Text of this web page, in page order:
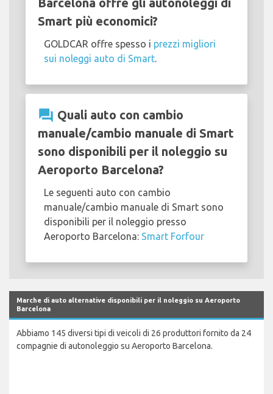
Smart più economici?
GOLDCAR offre spesso i prezzi migliori
sui noleggi auto di Smart
question_answer Quali auto con cambio
manuale/cambio manuale di Smart
sono disponibili per il noleggio su
Aeroporto Barcelona?
Le seguenti auto con cambio
manuale/cambio manuale di Smart sono
disponibili per il noleggio presso
Aeroporto Barcelona: Smart Forfour
Marche di auto alternative disponibili per il noleggio su Aeroporto
Barcelona
Abbiamo 145 diversi tipi di veicoli di 26 produttori fornito da 24
compagnie di autonoleggio su Aeroporto Barcelona.